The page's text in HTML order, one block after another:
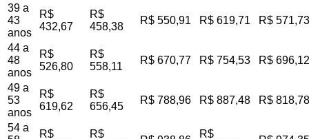
39 a
43
anos
R$
432,67
R$
458,38
R$ 550,91 R$ 619,71 R$ 571,73
44 a
48
anos
R$
526,80
R$
558,11
R$ 670,77 R$ 754,53 R$ 696,12
49 a
53
anos
R$
619,62
R$
656,45
R$ 788,96 R$ 887,48 R$ 818,78
54 a
R$
R$
R$